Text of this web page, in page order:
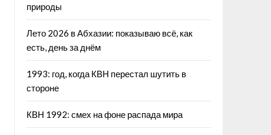
природы
Лето 2026 в Абхазии: показываю всё, как
есть, день за днём
1993: год, когда КВН перестал шутить в
стороне
КВН 1992: смех на фоне распада мира